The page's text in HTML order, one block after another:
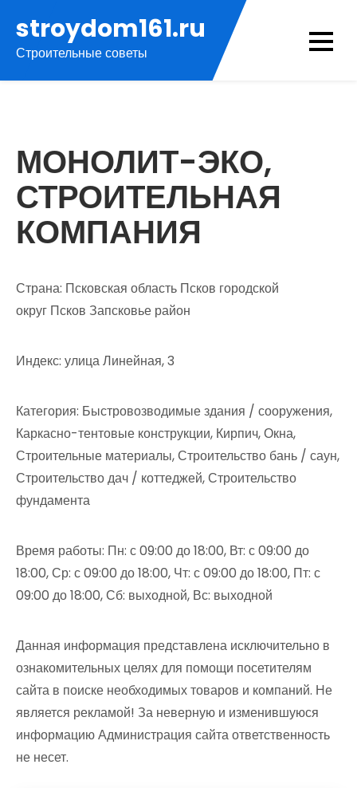
содержимому
stroydom161.ru
Строительные советы
МОНОЛИТ-ЭКО,
СТРОИТЕЛЬНАЯ
КОМПАНИЯ
Страна: Псковская область Псков городской
округ Псков Запсковье район
Индекс: улица Линейная, 3
Категория: Быстровозводимые здания / сооружения,
Каркасно-тентовые конструкции, Кирпич, Окна,
Строительные материалы, Строительство бань / саун,
Строительство дач / коттеджей, Строительство
фундамента
Время работы: Пн: с 09:00 до 18:00, Вт: с 09:00 до
18:00, Ср: с 09:00 до 18:00, Чт: с 09:00 до 18:00, Пт: с
09:00 до 18:00, Сб: выходной, Вс: выходной
Данная информация представлена исключительно в
ознакомительных целях для помощи посетителям
сайта в поиске необходимых товаров и компаний. Не
является рекламой! За неверную и изменившуюся
информацию Администрация сайта ответственность
не несет.